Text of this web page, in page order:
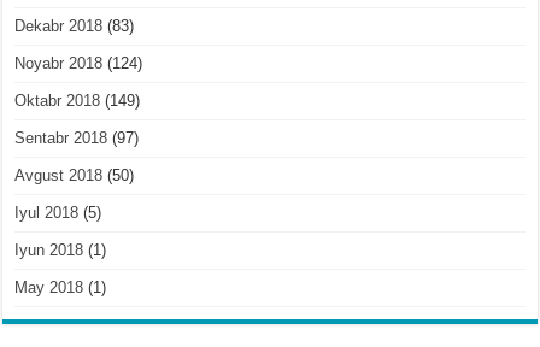
Dekabr 2018 (83)
Noyabr 2018 (124)
Oktabr 2018 (149)
Sentabr 2018 (97)
Avgust 2018 (50)
Iyul 2018 (5)
Iyun 2018 (1)
May 2018 (1)